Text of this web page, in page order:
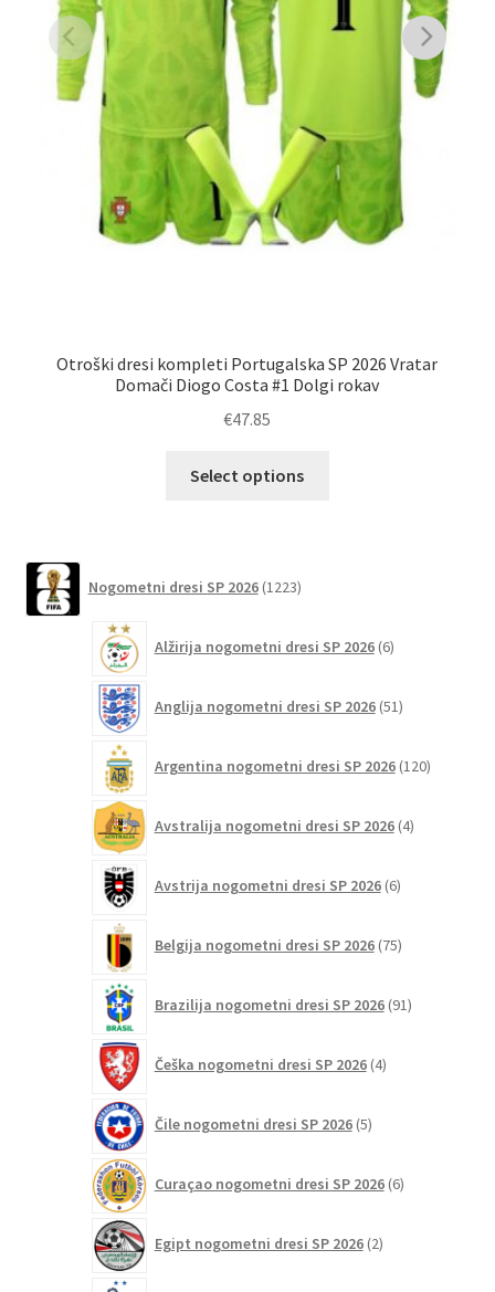
Otroški dresi kompleti Portugalska SP 2026 Vratar
Domači Diogo Costa #1 Dolgi rokav
€47.85
Select options
izberete
strani
Nogometni dresi SP 2026 1223izdelkov
Alžirija nogometni dresi SP 2026 6izdelkov
Anglija nogometni dresi SP 2026 51izdelkov
Argentina nogometni dresi SP 2026 120izdelkov
Avstralija nogometni dresi SP 2026 4izdelki
Avstrija nogometni dresi SP 2026 6izdelkov
Belgija nogometni dresi SP 2026 75izdelkov
Brazilija nogometni dresi SP 2026 91izdelkov
Češka nogometni dresi SP 2026 4izdelki
Čile nogometni dresi SP 2026 5izdelkov
Curaçao nogometni dresi SP 2026 6izdelkov
Egipt nogometni dresi SP 2026 2izdelka